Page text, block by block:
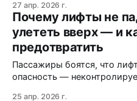
позволял умножать числа
Но когда электронные
сотни долларов, Curta
точност…
27 апр. 2026 г.
Почему лифты не
улететь вверх — и
предотвратить
Пассажиры боятся, что
опасность —
25 апр. 2026 г.